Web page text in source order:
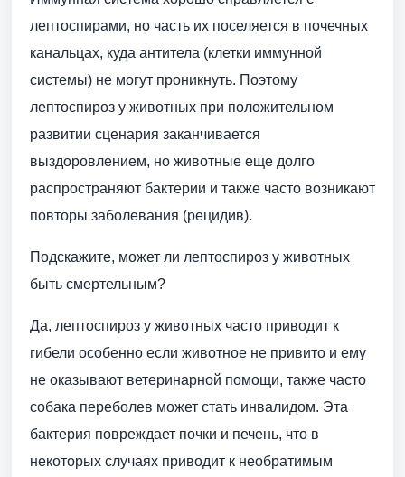
лептоспирами, но часть их поселяется в почечных
канальцах, куда антитела (клетки иммунной
системы) не могут проникнуть. Поэтому
лептоспироз у животных при положительном
развитии сценария заканчивается
выздоровлением, но животные еще долго
распространяют бактерии и также часто возникают
повторы заболевания (рецидив).
Подскажите, может ли лептоспироз у животных
быть смертельным?
Да, лептоспироз у животных часто приводит к
гибели особенно если животное не привито и ему
не оказывают ветеринарной помощи, также часто
собака переболев может стать инвалидом. Эта
бактерия повреждает почки и печень, что в
некоторых случаях приводит к необратимым